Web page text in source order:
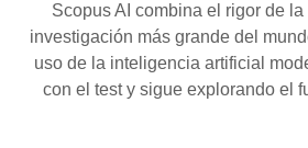
Scopus AI combina el rigor de
investigación más grande del
uso de la inteligencia artificial
con el test y sigue explorando el